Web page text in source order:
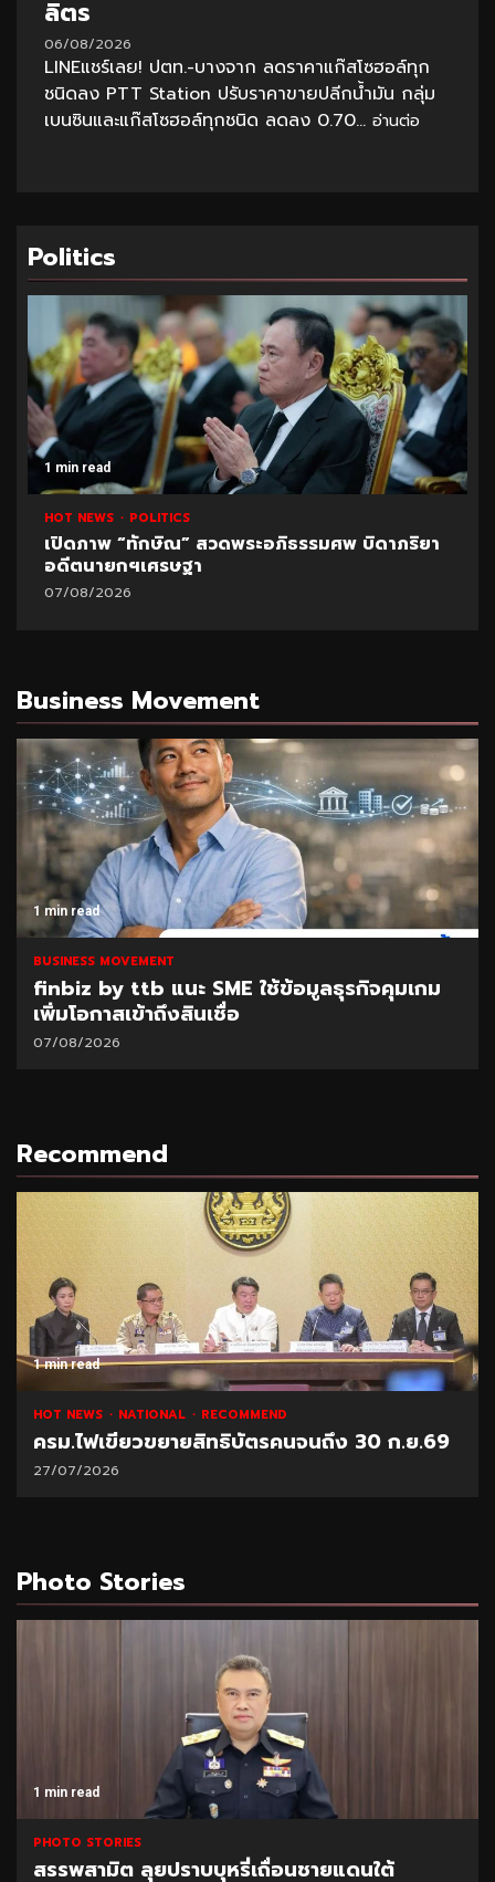
ลิตร
06/08/2026
LINEแชร์เลย! ปตท.-บางจาก ลดราคาแก๊สโซฮอล์ทุก
ชนิดลง PTT Station ปรับราคาขายปลีกน้ำมัน กลุ่ม
เบนซินและแก๊สโซฮอล์ทุกชนิด ลดลง 0.70... อ่านต่อ
Politics
1 min read
HOT NEWS POLITICS
เปิดภาพ “ทักษิณ” สวดพระอภิธรรมศพ บิดาภริยา
อดีตนายกฯเศรษฐา
07/08/2026
Business Movement
ช้ข้อมูลธุรกิจคุมเกม
1 min read
SAM เปิดโอกาสแก้หนี้เสี
Recommend
RECOMMEND
ขยายสิทธิบัตรคนจนถึง 30 ก.ย.69
1 min read
“พาณิชย์” โ
Photo Stories
1 min read
PHOTO STORIES
สรรพสามิต ลุยปราบบุหรี่เถื่อนชายแดนใต้